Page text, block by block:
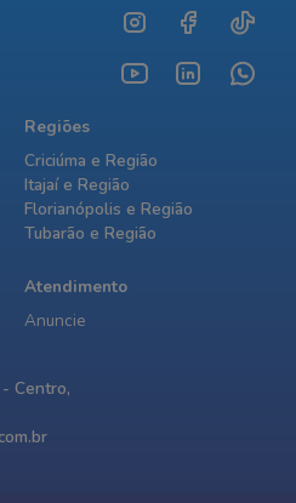
Regiões
Criciúma e Região
Itajaí e Região
Florianópolis e Região
Tubarão e Região
Atendimento
Anuncie
Centro,